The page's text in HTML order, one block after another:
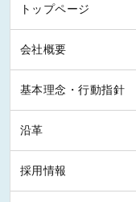
トップページ
会社概要
基本理念・行動指針
沿革
採用情報